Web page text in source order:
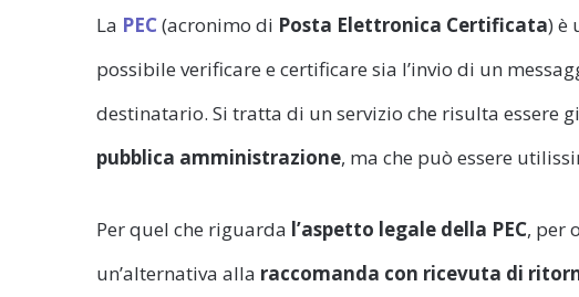
La PEC(acronimo di Posta Elettronica Certificata) è
possibile verificare e certificare sia l’invio di un
destinatario. Si tratta di un servizio che risulta essere
pubblica amministrazione, ma che può essere
Per quel che riguarda l’aspetto legale della PEC, per
un’alternativa alla raccomanda con ricevuta di